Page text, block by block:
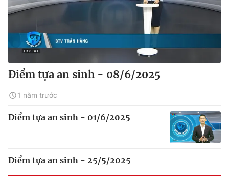
Điểm tựa an sinh - 08/6/2025
1 năm trước
Điểm tựa an sinh - 01/6/2025
Điểm tựa an sinh - 25/5/2025